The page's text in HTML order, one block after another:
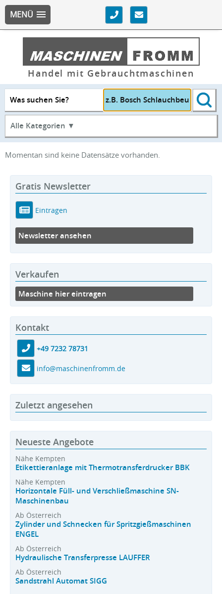
MENÜ
Handel mit Gebrauchtmaschinen
Was suchen Sie?
Alle Kategorien ▼
Momentan sind keine Datensätze vorhanden.
Gratis Newsletter
Eintragen
Newsletter ansehen
Verkaufen
Maschine hier eintragen
Kontakt
+49 7232 78731
info@maschinenfromm.de
Zuletzt angesehen
Neueste Angebote
Nähe Kempten
Etikettieranlage mit Thermotransferdrucker BBK
Nähe Kempten
Horizontale Füll- und Verschließmaschine SN-
Maschinenbau
Ab Österreich
Zylinder und Schnecken für Spritzgießmaschinen
ENGEL
Ab Österreich
Hydraulische Transferpresse LAUFFER
Ab Österreich
Sandstrahl Automat SIGG